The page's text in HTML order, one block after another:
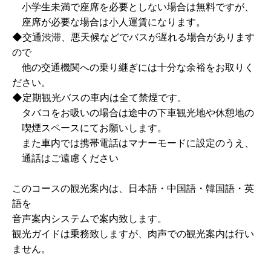
小学生未満で座席を必要としない場合は無料ですが、
座席が必要な場合は小人運賃になります。
◆交通渋滞、悪天候などでバスが遅れる場合があります
ので
他の交通機関への乗り継ぎには十分な余裕をお取りく
ださい。
◆定期観光バスの車内は全て禁煙です。
タバコをお吸いの場合は途中の下車観光地や休憩地の
喫煙スペースにてお願いします。
また車内では携帯電話はマナーモードに設定のうえ、
通話はご遠慮ください
このコースの観光案内は、日本語・中国語・韓国語・英
語を
音声案内システムで案内致します。
観光ガイドは乗務致しますが、肉声での観光案内は行い
ません。